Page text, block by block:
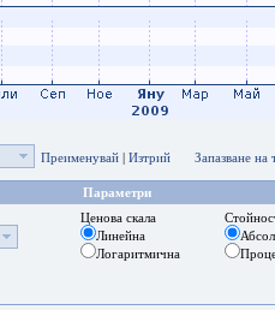
Преименувай | Изтрий Запазване на
Параметри
Ценова скала
Линейна
Логаритмична